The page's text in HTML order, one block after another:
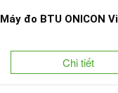
Máy đo BTU ONICON
Chi tiết